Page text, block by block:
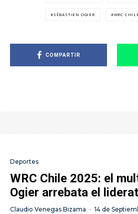
SÉBASTIEN OGIER WRC
COMPARTIR
Deportes
WRC Chile 2025: el
Ogier arrebata el
Claudio Venegas Bizama · 14 de